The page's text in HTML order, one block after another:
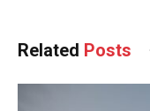
Related Posts